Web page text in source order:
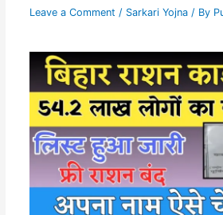
Leave a Comment / Sarkari Yojna/ By